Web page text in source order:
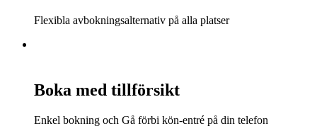
Flexibla avbokningsalternativ på alla platser
Boka med tillförsikt
Enkel bokning och Gå förbi kön-entré på din telefon